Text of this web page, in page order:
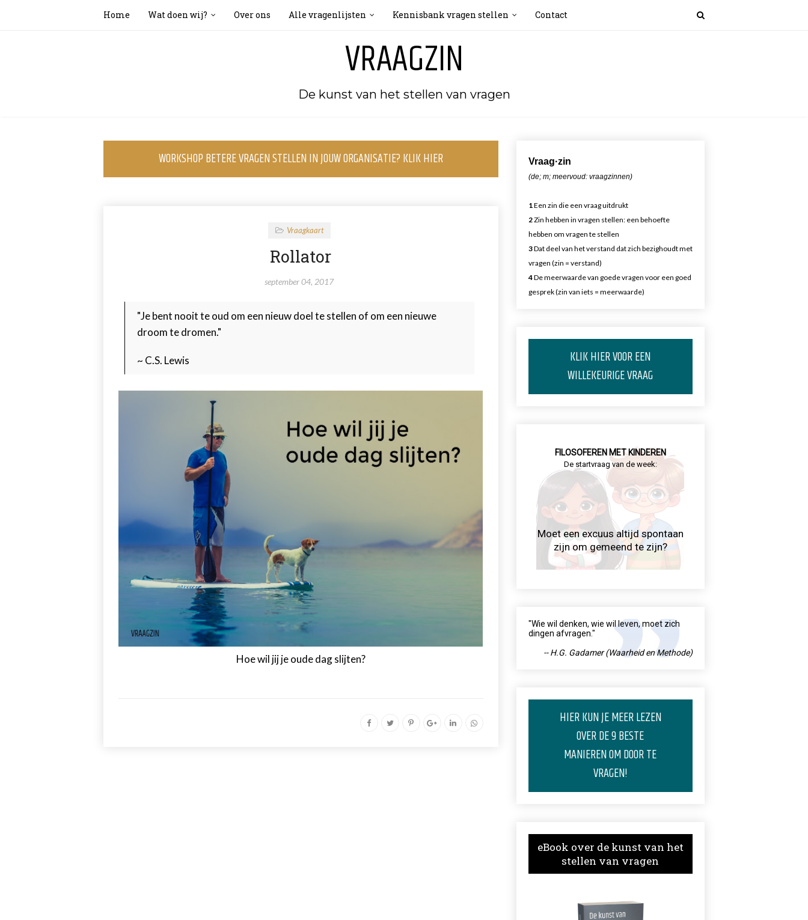
VRAAGZIN
De kunst van het stellen van vragen
Home Wat doen wij? Over ons Alle vragenlijsten Kennisbank vragen stellen Contact
WORKSHOP BETERE VRAGEN STELLEN IN JOUW ORGANISATIE? KLIK HIER
Vraagkaart
Rollator
september 04, 2017
"Je bent nooit te oud om een nieuw doel te stellen of om een nieuwe
droom te dromen."
~ C.S. Lewis
Hoe wil jij je oude dag slijten?
Vraag·zin
(de; m; meervoud: vraagzinnen)
1Een zin die een vraag uitdrukt
2Zin hebben in vragen stellen: een behoefte
hebben om vragen te stellen
3Dat deel van het verstand dat zich bezighoudt met
vragen (zin = verstand)
4De meerwaarde van goede vragen voor een goed
gesprek (zin van iets = meerwaarde)
KLIK HIER VOOR EEN
WILLEKEURIGE VRAAG
FILOSOFEREN MET KINDEREN
De startvraag van de week:
Moet een excuus altijd spontaan
zijn om gemeend te zijn?
"Wie wil denken, wie wil leven, moet zich
dingen afvragen."
-- H.G. Gadamer (Waarheid en Methode)
HIER KUN JE MEER LEZEN
OVER DE 9 BESTE
MANIEREN OM DOOR TE
VRAGEN!
eBook over de kunst van het
stellen van vragen